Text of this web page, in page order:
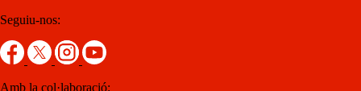
Seguiu-nos:
Amb la col·laboració: